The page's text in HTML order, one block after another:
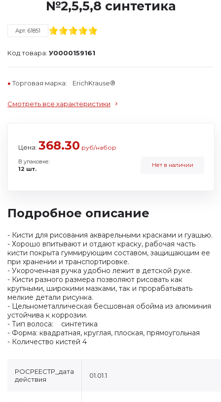
№2,5,5,8 синтетика
Арт. 61851
Код товара: У0000159161
Торговая марка: ErichKrause®
Смотреть все характеристики
Цена: 368.30 руб/набор
В упаковке:
12 шт.
Нет в наличии
Подробное описание
- Кисти для рисования акварельными красками и гуашью.
- Хорошо впитывают и отдают краску, рабочая часть
кисти покрыта гуммирующим составом, защищающим ее
при хранении и транспортировке.
- Укороченная ручка удобно лежит в детской руке.
- Кисти разного размера позволяют рисовать как
крупными, широкими мазками, так и прорабатывать
мелкие детали рисунка.
- Цельнометаллическая бесшовная обойма из алюминия
устойчива к коррозии.
- Тип волоса: синтетика
- Форма: квадратная, круглая, плоская, прямоугольная
- Количество кистей 4
РОСРЕЕСТР_дата
действия
01.01.1